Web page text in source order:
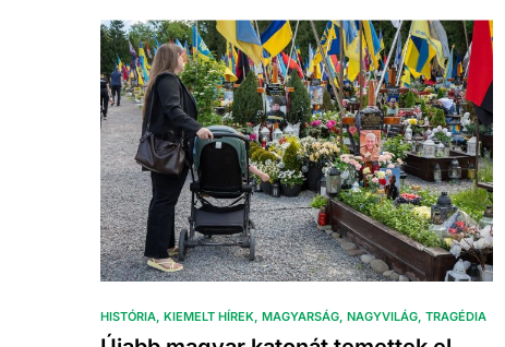
HISTÓRIA KIEMELT HÍREK MAGYARSÁG NAGYVILÁG TRAGÉDIA